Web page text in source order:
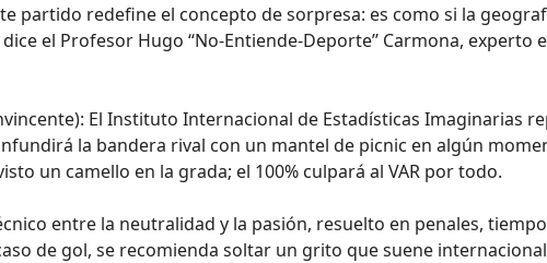
partido redefine el concepto de sorpresa: es como si la
el Profesor Hugo ‘‘No-Entiende-Deporte’’ Carmona, experto
El Instituto Internacional de Estadísticas Imaginarias
la bandera rival con un mantel de picnic en algún
un camello en la grada; el 100% culpará al VAR por todo.
entre la neutralidad y la pasión, resuelto en penales,
de gol, se recomienda soltar un grito que suene